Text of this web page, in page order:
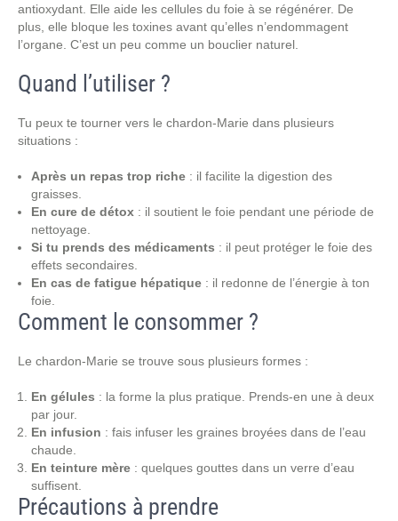
antioxydant. Elle aide les cellules du foie à se régénérer. De
plus, elle bloque les toxines avant qu’elles n’endommagent
l’organe. C’est un peu comme un bouclier naturel.
Quand l’utiliser ?
Tu peux te tourner vers le chardon-Marie dans plusieurs
situations :
Après un repas trop riche : il facilite la digestion des
graisses.
En cure de détox : il soutient le foie pendant une période de
nettoyage.
Si tu prends des médicaments : il peut protéger le foie des
effets secondaires.
En cas de fatigue hépatique : il redonne de l’énergie à ton
foie.
Comment le consommer ?
Le chardon-Marie se trouve sous plusieurs formes :
En gélules : la forme la plus pratique. Prends-en une à deux
par jour.
En infusion : fais infuser les graines broyées dans de l’eau
chaude.
En teinture mère : quelques gouttes dans un verre d’eau
suffisent.
Précautions à prendre